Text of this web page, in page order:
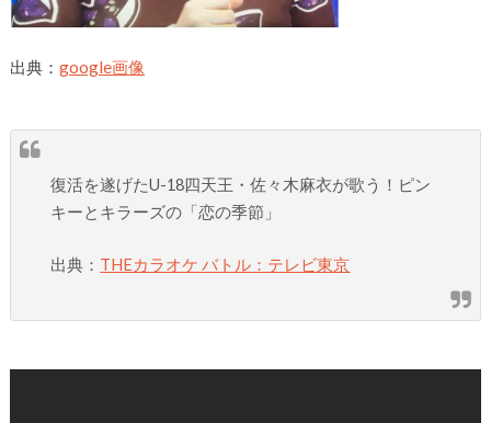
出典： google画像
復活を遂げたU-18四天王・佐々木麻衣が歌う！ピン
キーとキラーズの「恋の季節」
出典： THEカラオケ バトル：テレビ東京